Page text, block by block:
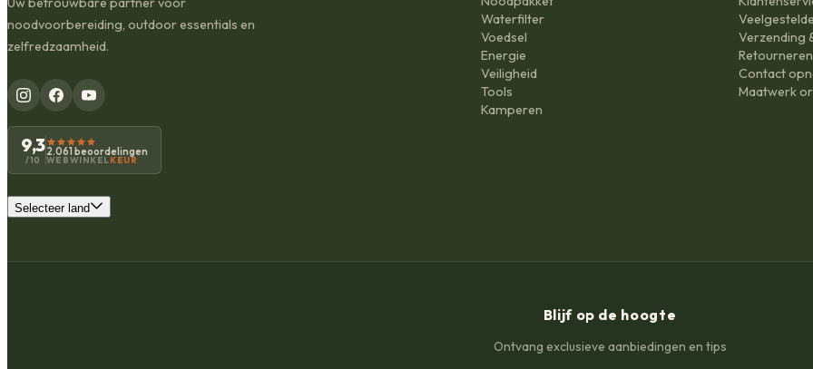
noodvoorbereiding, outdoor essentials en
zelfredzaamheid.
9,3
/10
2.061 beoordelingen
WEBWINKEL KEUR
Selecteer land
Waterfilter
Voedsel
Energie
Veiligheid
Tools
Kamperen
Verzending
Retourneren
Contact
Maatwerk
Blijf op de hoogte
Ontvang exclusieve aanbiedingen en tips